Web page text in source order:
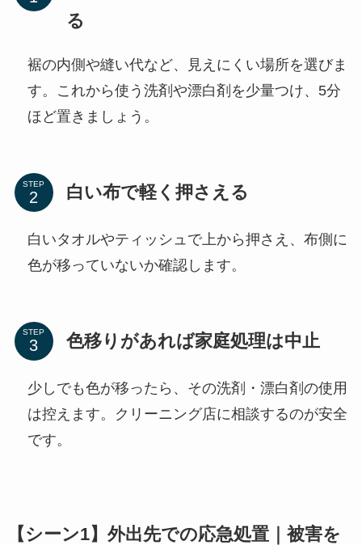
る
裾の内側や縫い代など、見えにくい場所を選びま
す。これから使う洗剤や漂白剤を少量つけ、5分
ほど置きましょう。
STEP 白い布で軽く押さえる
白いタオルやティッシュで上から押さえ、布側に
色が移っていないか確認します。
STEP 色移りがあれば家庭処理は中止
少しでも色が移ったら、その洗剤・漂白剤の使用
は控えます。クリーニング店に相談するのが安全
です。
【シーン1】外出先での応急処置｜被害を